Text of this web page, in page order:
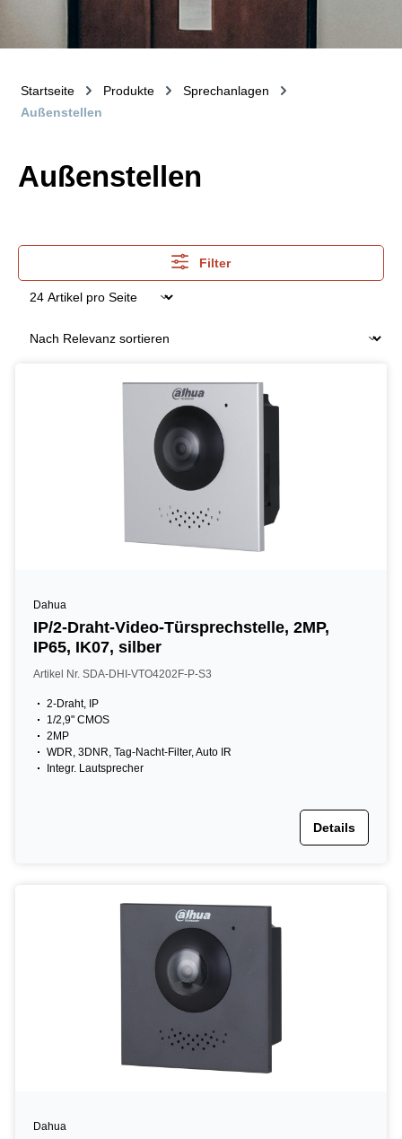
Startseite Produkte
Sprechanlagen
Außenstellen
Außenstellen
Filter
Dahua
IP/2-Draht-Video-Türsprechstelle, 2MP,
IP65, IK07, silber
Artikel Nr. SDA-DHI-VTO4202F-P-S3
2-Draht, IP
1/2,9" CMOS
2MP
WDR, 3DNR, Tag-Nacht-Filter, Auto IR
Integr. Lautsprecher
Details
Dahua